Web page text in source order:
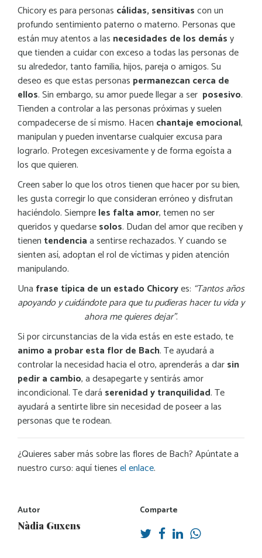
Autor
Nàdia Guxens
Comparte
Chicory es para personas cálidas, sensitivascon un
profundo sentimiento paterno o materno. Personas que
están muy atentos a las necesidades de los demásy
que tienden a cuidar con exceso a todas las personas de
su alrededor, tanto familia, hijos, pareja o amigos. Su
deseo es que estas personas permanezcan cerca de
ellos. Sin embargo, su amor puede llegar a ser posesivo.
Tienden a controlar a las personas próximas y suelen
compadecerse de sí mismo. Hacen chantaje emocional,
manipulan y pueden inventarse cualquier excusa para
lograrlo. Protegen excesivamente y de forma egoísta a
los que quieren.
Creen saber lo que los otros tienen que hacer por su bien,
les gusta corregir lo que consideran erróneo y disfrutan
haciéndolo. Siempreles falta amor, temen no ser
queridos y quedarsesolos. Dudan del amor que reciben y
tienen tendenciaa sentirse rechazados. Y cuando se
sienten así, adoptan el rol de víctimas y piden atención
manipulando.
Una frase típica de un estado Chicoryes: “Tantos años
apoyando y cuidándote para que tu pudieras hacer tu vida y
ahora me quieres dejar”.
Si por circunstancias de la vida estás en este estado, te
animo a probar esta flor de Bach. Te ayudará a
controlar la necesidad hacia el otro, aprenderás a darsin
pedir a cambio, a desapegarte y sentirás amor
incondicional. Te dará serenidad y tranquilidad. Te
ayudará a sentirte libre sin necesidad de poseer a las
personas que te rodean.
¿Quieres saber más sobre las flores de Bach? Apúntate a
nuestro curso: aquí tienesel enlace.